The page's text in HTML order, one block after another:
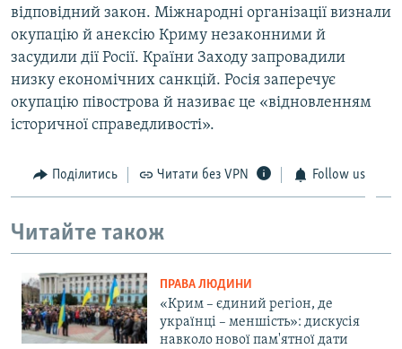
відповідний закон. Міжнародні організації визнали
окупацію й анексію Криму незаконними й
засудили дії Росії. Країни Заходу запровадили
низку економічних санкцій. Росія заперечує
окупацію півострова й називає це «відновленням
історичної справедливості».
Поділитись Читати без VPN Follow us
Читайте також
ПРАВА ЛЮДИНИ
«Крим – єдиний регіон, де
українці – меншість»: дискусія
навколо нової пам'ятної дати